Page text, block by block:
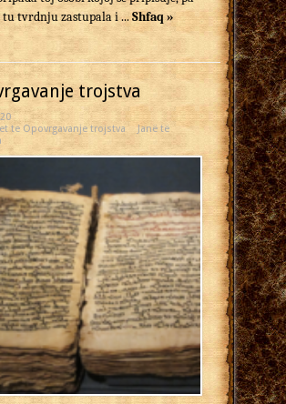
tu tvrdnju zastupala i ...Shfaq »
trojstva
te Opovrgavanje trojstva
Janë të